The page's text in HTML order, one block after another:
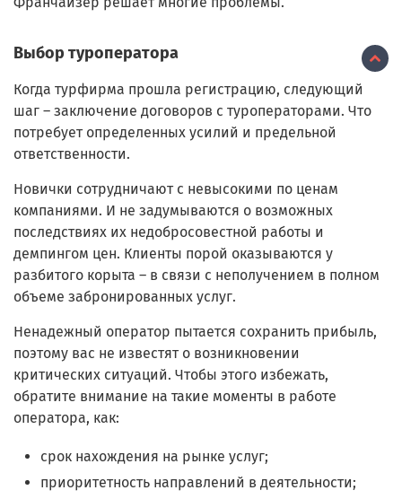
Выбор туроператора
Когда турфирма прошла регистрацию, следующий
шаг – заключение договоров с туроператорами. Что
потребует определенных усилий и предельной
ответственности.
Новички сотрудничают с невысокими по ценам
компаниями. И не задумываются о возможных
последствиях их недобросовестной работы и
демпингом цен. Клиенты порой оказываются у
разбитого корыта – в связи с неполучением в полном
объеме забронированных услуг.
Ненадежный оператор пытается сохранить прибыль,
поэтому вас не известят о возникновении
критических ситуаций. Чтобы этого избежать,
обратите внимание на такие моменты в работе
оператора, как:
срок нахождения на рынке услуг;
приоритетность направлений в деятельности;